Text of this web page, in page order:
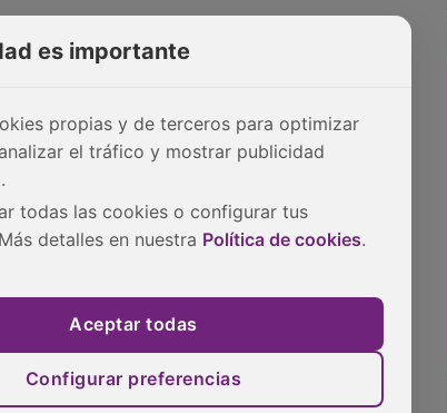
es importante
propias y de terceros para optimizar
el tráfico y mostrar publicidad
todas las cookies o configurar tus
detalles en nuestra Política de cookies.
Aceptar todas
Configurar preferencias